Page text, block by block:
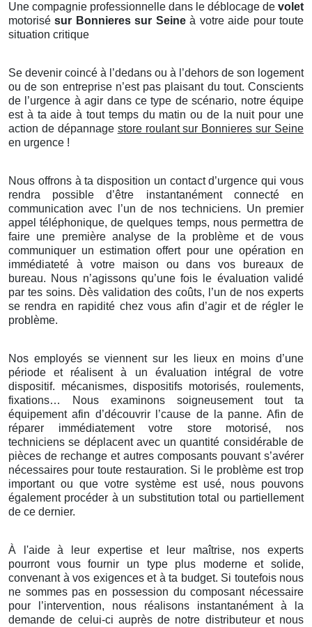
Une compagnie professionnelle dans le déblocage de volet
motorisésur Bonnieres sur Seineà votre aide pour toute
situation critique
Se devenir coincé à l’dedans ou à l’dehors de son logement
ou de son entreprise n’est pas plaisant du tout. Conscients
de l’urgence à agir dans ce type de scénario, notre équipe
est à ta aide à tout temps du matin ou de la nuit pour une
action de dépannage store roulant sur Bonnieres sur Seine
en urgence !
Nous offrons à ta disposition un contact d’urgence qui vous
rendra possible d’être instantanément connecté en
communication avec l’un de nos techniciens. Un premier
appel téléphonique, de quelques temps, nous permettra de
faire une première analyse de la problème et de vous
communiquer un estimation offert pour une opération en
immédiateté à votre maison ou dans vos bureaux de
bureau. Nous n’agissons qu’une fois le évaluation validé
par tes soins. Dès validation des coûts, l’un de nos experts
se rendra en rapidité chez vous afin d’agir et de régler le
problème.
Nos employés se viennent sur les lieux en moins d’une
période et réalisent à un évaluation intégral de votre
dispositif. mécanismes, dispositifs motorisés, roulements,
fixations… Nous examinons soigneusement tout ta
équipement afin d’découvrir l’cause de la panne. Afin de
réparer immédiatement votre store motorisé, nos
techniciens se déplacent avec un quantité considérable de
pièces de rechange et autres composants pouvant s’avérer
nécessaires pour toute restauration. Si le problème est trop
important ou que votre système est usé, nous pouvons
également procéder à un substitution total ou partiellement
de ce dernier.
À l'aide à leur expertise et leur maîtrise, nos experts
pourront vous fournir un type plus moderne et solide,
convenant à vos exigences et à ta budget. Si toutefois nous
ne sommes pas en possession du composant nécessaire
pour l’intervention, nous réalisons instantanément à la
demande de celui-ci auprès de notre distributeur et nous